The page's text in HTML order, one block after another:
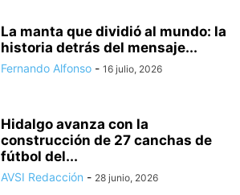
La manta que dividió al mundo: la
historia detrás del mensaje...
Fernando Alfonso - 16 julio, 2026
Hidalgo avanza con la
construcción de 27 canchas de
fútbol del...
AVSI Redacción - 28 junio, 2026